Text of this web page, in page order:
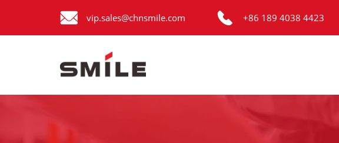
 vip.sales@chnsmile.com  +86 189 4038 4423